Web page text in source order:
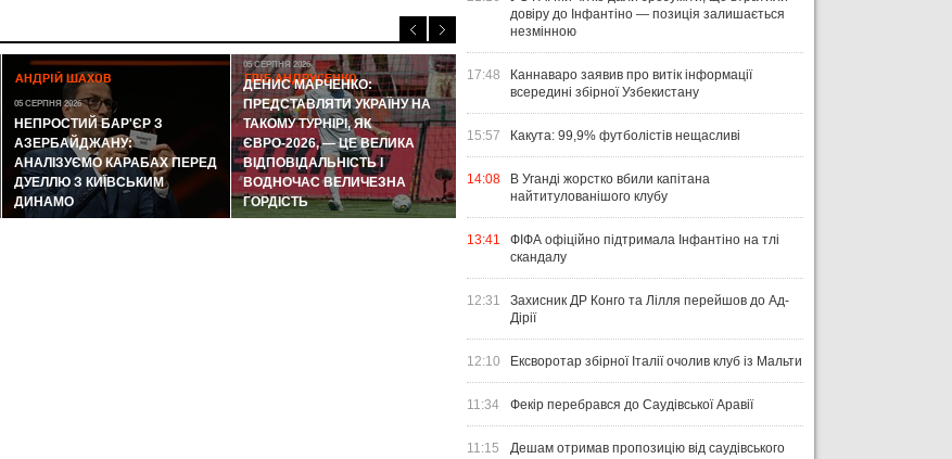
АНДРІЙ ШАХОВ
05 СЕРПНЯ 2026
НЕПРОСТИЙ БАР'ЄР З
АЗЕРБАЙДЖАНУ:
АНАЛІЗУЄМО КАРАБАХ ПЕРЕД
ДУЕЛЛЮ З КИЇВСЬКИМ
ДИНАМО
ГЛІБ АНДРУСЕНКО
05 СЕРПНЯ 2026
ДЕНИС МАРЧЕНКО:
ПРЕДСТАВЛЯТИ УКРАЇНУ НА
ТАКОМУ ТУРНІРІ, ЯК
ЄВРО-2026, — ЦЕ ВЕЛИКА
ВІДПОВІДАЛЬНІСТЬ І
ВОДНОЧАС ВЕЛИЧЕЗНА
ГОРДІСТЬ
ЧТИВО
ТУРІ ЕКСТРАКЛЯСИ: МАЦЕНКО
ПЕРЕМАГАЄ, РОМАНЧУК
ТРИМАЄ РІВЕНЬ, ЛЕХІЯ ЗНОВУ
БЕЗ ОЧОК
УКРАЇНА
УПЛ-2026/27. ПРЕДСТАВЛЕННЯ
довіру до Інфантіно — позиція залишається
незмінною
17:48
Каннаваро заявив про витік інформації
всередині збірної Узбекистану
15:57 Какута: 99,9% футболістів нещасливі
14:08
В Уганді жорстко вбили капітана
найтитулованішого клубу
13:41
ФІФА офіційно підтримала Інфантіно на тлі
скандалу
12:31
Захисник ДР Конго та Лілля перейшов до Ад-
Дірії
12:10 Ексворотар збірної Італії очолив клуб із Мальти
11:34 Фекір перебрався до Саудівської Аравії
11:15
Дешам отримав пропозицію від саудівського